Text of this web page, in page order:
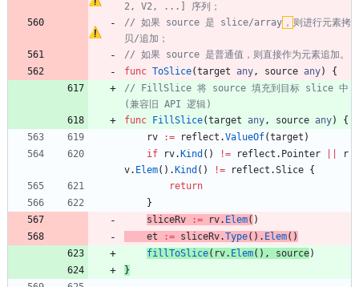
2, V2, ...] 序列；
// 如果 source 是 slice/array ， 则进行元素拷
贝/追加；
// 如果 source 是普通值，则直接作为元素追加。
func ToSlice(target any, source any)
{
// FillSlice 将 source 填充到目标 slice 中
(兼容旧 API 逻辑)
func
FillSlice(target any, source any)
{
rv
:= reflect .ValueOf(target )
if
rv. Kind ( ) != reflect . Pointer
r
v. Elem( ) . Kind ( ) != reflect .Slice {
return
}
sliceRv
:= rv. Elem( )
et
:= sliceRv.Type( ) . Elem( )
fillToSlice( rv. Elem( ) , source)
}